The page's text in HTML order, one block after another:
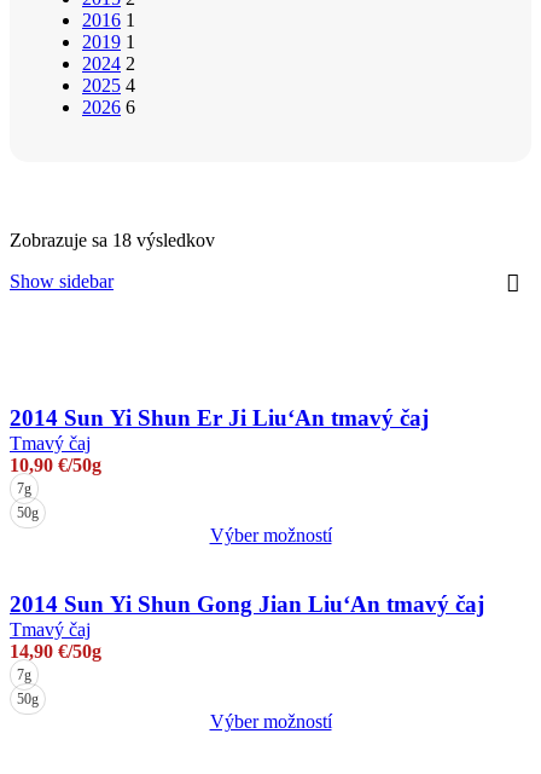
2016 1
2019 1
2024 2
2025 4
2026 6
Zobrazuje sa 18 výsledkov
Show sidebar
2014 Sun Yi Shun Er Ji Liu‘An tmavý čaj
Tmavý čaj
10,90 €/50g
7g
50g
Výber možností
má
viacero
variantov.
Možnosti
si
môžete
2014 Sun Yi Shun Gong Jian Liu‘An tmavý čaj
Tmavý čaj
14,90 €/50g
7g
50g
Výber možností